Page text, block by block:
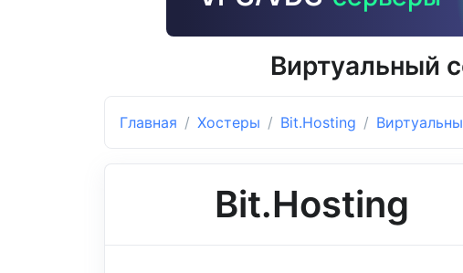
Виртуальный
Главная Хостеры Bit.Hosting
Bit.Hosting